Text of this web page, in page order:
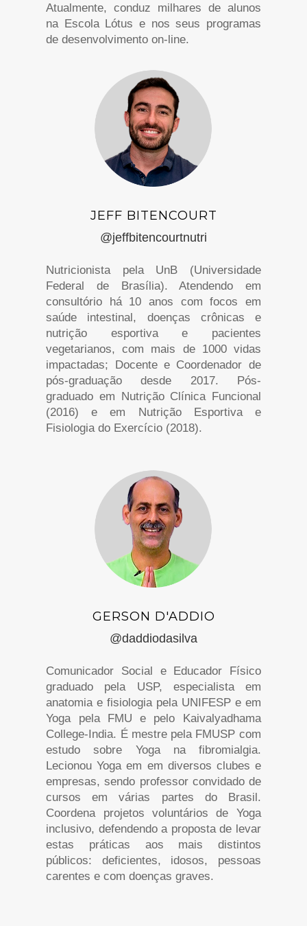
Atualmente, conduz milhares de alunos
na Escola Lótus e nos seus programas
de desenvolvimento on-line.
JEFF BITENCOURT
@jeffbitencourtnutri
Nutricionista pela UnB (Universidade
Federal de Brasília). Atendendo em
consultório há 10 anos com focos em
saúde intestinal, doenças crônicas e
nutrição esportiva e pacientes
vegetarianos, com mais de 1000 vidas
impactadas; Docente e Coordenador de
pós-graduação desde 2017. Pós-
graduado em Nutrição Clínica Funcional
(2016) e em Nutrição Esportiva e
Fisiologia do Exercício (2018).
GERSON D'ADDIO
@daddiodasilva
Comunicador Social e Educador Físico
graduado pela USP, especialista em
anatomia e fisiologia pela UNIFESP e em
Yoga pela FMU e pelo Kaivalyadhama
College-India. É mestre pela FMUSP com
estudo sobre Yoga na fibromialgia.
Lecionou Yoga em em diversos clubes e
empresas, sendo professor convidado de
cursos em várias partes do Brasil.
Coordena projetos voluntários de Yoga
inclusivo, defendendo a proposta de levar
estas práticas aos mais distintos
públicos: deficientes, idosos, pessoas
carentes e com doenças graves.